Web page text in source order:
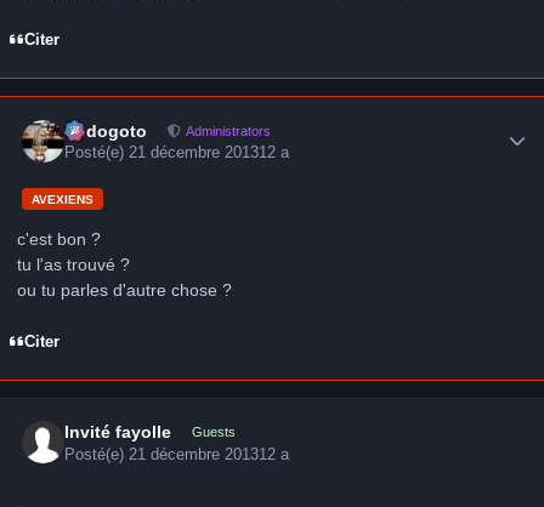
Citer
frédogoto Administrators
Posté(e)21 décembre 201312 a
AVEXIENS
c'est bon ?
tu l'as trouvé ?
ou tu parles d'autre chose ?
Citer
Invité fayolle Guests
Posté(e) 21 décembre 201312 a